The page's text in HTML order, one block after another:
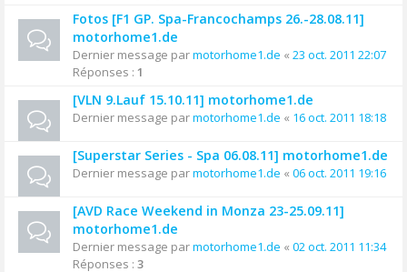
Fotos [F1 GP. Spa-Francochamps 26.-28.08.11]
motorhome1.de
Dernier message parmotorhome1.de « 23 oct. 2011 22:07
Réponses : 1
[VLN 9.Lauf 15.10.11] motorhome1.de
Dernier message parmotorhome1.de « 16 oct. 2011 18:18
[Superstar Series - Spa 06.08.11] motorhome1.de
Dernier message parmotorhome1.de « 06 oct. 2011 19:16
[AVD Race Weekend in Monza 23-25.09.11]
motorhome1.de
Dernier message parmotorhome1.de « 02 oct. 2011 11:34
Réponses : 3